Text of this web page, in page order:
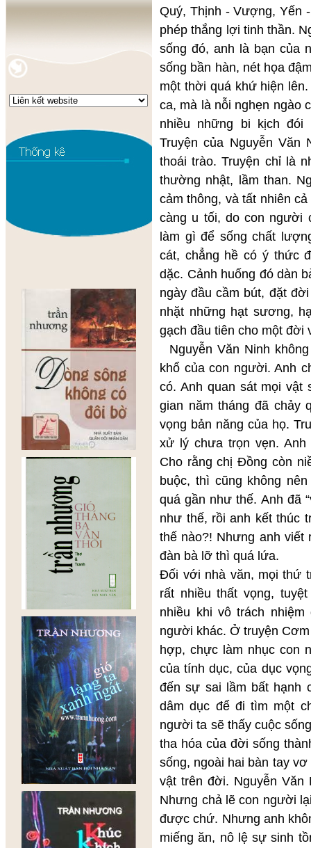
Quý, Thịnh - Vượng, Yến
phép thắng lợi tinh thần.
sống đó, anh là bạn của
sống bần hàn, nét họa
một thời quá khứ hiện
ca, mà là nỗi nghẹn ngào
nhiều những bi kịch đói
Truyện của Nguyễn Văn
thoái trào. Truyện chỉ là
thường nhật, lầm than.
cảm thông, và tất nhiên
càng u tối, do con người
làm gì để sống chất
cát, chẳng hề có ý thức
dặc. Cảnh huống đó dàn
ngày đầu cầm bút, đặt
nhặt những hạt sương,
gạch đầu tiên cho một đời
Nguyễn Văn Ninh
khổ của con người. Anh
có. Anh quan sát mọi vật
gian năm tháng đã chảy
vọng bản năng của họ.
xử lý chưa trọn vẹn. Anh
Cho rằng chị Đồng còn
buộc, thì cũng không
quá gần như thế. Anh đã
như thế, rồi anh kết thúc
thế nào?! Nhưng anh
đàn bà lỡ thì quá lứa.
Đối với nhà văn, mọi thứ
rất nhiều thất vọng,
nhiều khi vô trách
người khác. Ở truyện
hợp, chực làm nhục con
của tính dục, của dục
đến sự sai lầm bất hạnh
dâm dục để đi tìm một
người ta sẽ thấy cuộc
tha hóa của đời sống
sống, ngoài hai bàn tay
vật trên đời. Nguyễn Văn
Nhưng chả lẽ con người
được chứ. Nhưng anh
miếng ăn, nô lệ sự sinh